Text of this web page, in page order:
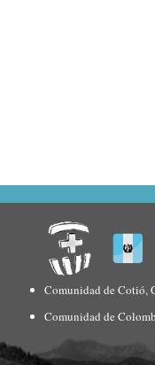
Comunidad de Cotió,
Comunidad de